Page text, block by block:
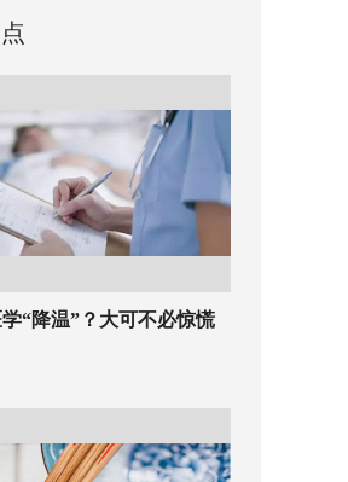
“降温”？大可不必惊慌